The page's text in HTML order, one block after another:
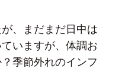
、まだまだ日中は
いますが、体調お
季節外れのインフ